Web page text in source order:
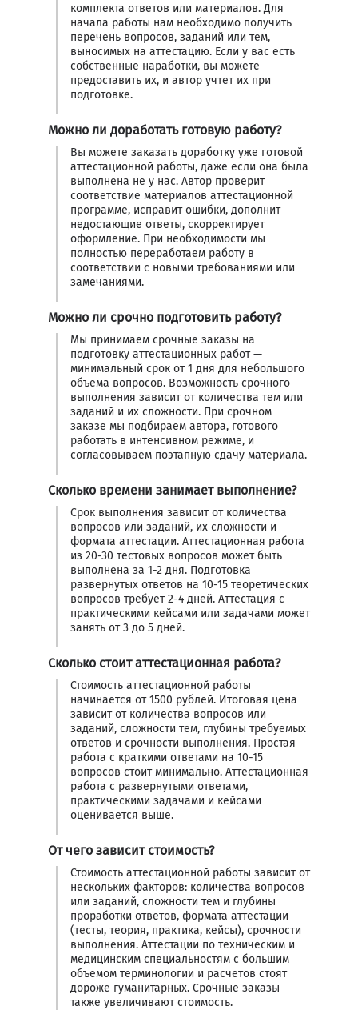
комплекта ответов или материалов. Для
начала работы нам необходимо получить
перечень вопросов, заданий или тем,
выносимых на аттестацию. Если у вас есть
собственные наработки, вы можете
предоставить их, и автор учтет их при
подготовке.
Можно ли доработать готовую работу?
Вы можете заказать доработку уже готовой
аттестационной работы, даже если она была
выполнена не у нас. Автор проверит
соответствие материалов аттестационной
программе, исправит ошибки, дополнит
недостающие ответы, скорректирует
оформление. При необходимости мы
полностью переработаем работу в
соответствии с новыми требованиями или
замечаниями.
Можно ли срочно подготовить работу?
Мы принимаем срочные заказы на
подготовку аттестационных работ —
минимальный срок от 1 дня для небольшого
объема вопросов. Возможность срочного
выполнения зависит от количества тем или
заданий и их сложности. При срочном
заказе мы подбираем автора, готового
работать в интенсивном режиме, и
согласовываем поэтапную сдачу материала.
Сколько времени занимает выполнение?
Срок выполнения зависит от количества
вопросов или заданий, их сложности и
формата аттестации. Аттестационная работа
из 20-30 тестовых вопросов может быть
выполнена за 1-2 дня. Подготовка
развернутых ответов на 10-15 теоретических
вопросов требует 2-4 дней. Аттестация с
практическими кейсами или задачами может
занять от 3 до 5 дней.
Сколько стоит аттестационная работа?
Стоимость аттестационной работы
начинается от 1500 рублей. Итоговая цена
зависит от количества вопросов или
заданий, сложности тем, глубины требуемых
ответов и срочности выполнения. Простая
работа с краткими ответами на 10-15
вопросов стоит минимально. Аттестационная
работа с развернутыми ответами,
практическими задачами и кейсами
оценивается выше.
От чего зависит стоимость?
Стоимость аттестационной работы зависит от
нескольких факторов: количества вопросов
или заданий, сложности тем и глубины
проработки ответов, формата аттестации
(тесты, теория, практика, кейсы), срочности
выполнения. Аттестации по техническим и
медицинским специальностям с большим
объемом терминологии и расчетов стоят
дороже гуманитарных. Срочные заказы
также увеличивают стоимость.